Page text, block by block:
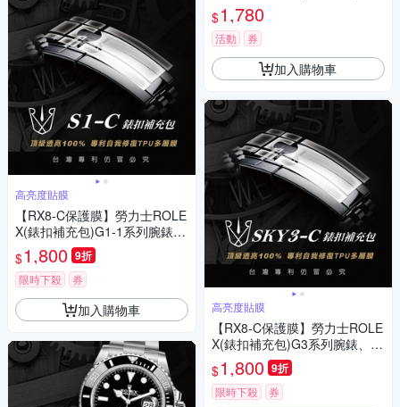
高亮度貼膜
【RX8-C保護膜】勞力士ROLE
X(錶扣補充包)G1-1系列腕錶、
手錶貼膜
$1,800 9折
限時下殺 券
加入購物車
$1,780
活動 券
加入購物車
高亮度貼膜
【RX8-C保護膜】勞力士ROLE
X(錶扣補充包)G3系列腕錶、手
錶貼膜
$1,800 9折
限時下殺 券